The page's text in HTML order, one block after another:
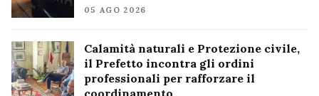
05 AGO 2026
Calamità naturali e Protezione civile,
il Prefetto incontra gli ordini
professionali per rafforzare il
coordinamento